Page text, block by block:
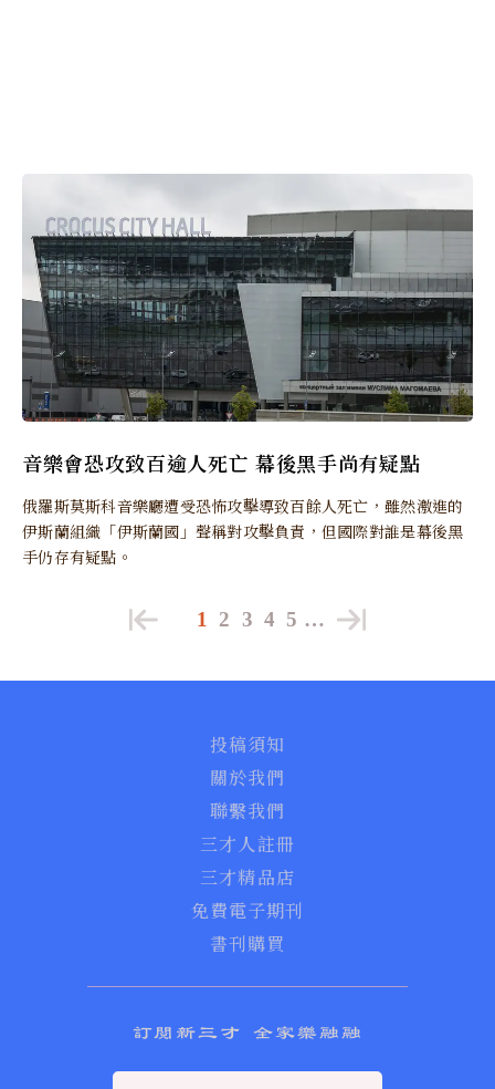
音樂會恐攻致百逾人死亡 幕後黑手尚有疑點
俄羅斯莫斯科音樂廳遭受恐怖攻擊導致百餘人死亡，雖然激進的
伊斯蘭組織「伊斯蘭國」聲稱對攻擊負責，但國際對誰是幕後黑
手仍存有疑點。
1 2 3 4 5 …
投稿須知
關於我們
聯繫我們
三才人註冊
三才精品店
免費電子期刊
書刊購買
訂閱新三才 全家樂融融